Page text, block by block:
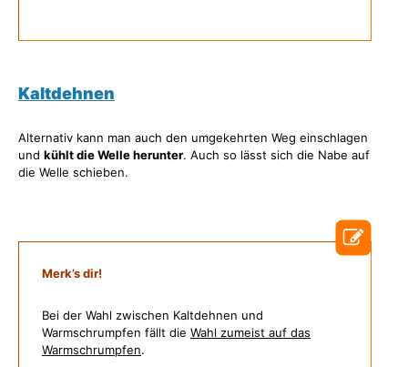
Kaltdehnen
Alternativ kann man auch den umgekehrten Weg einschlagen
und kühlt die Welle herunter. Auch so lässt sich die Nabe auf
die Welle schieben.
Merk’s dir!
Bei der Wahl zwischen Kaltdehnen und
Warmschrumpfen fällt die Wahl zumeist auf das
Warmschrumpfen.